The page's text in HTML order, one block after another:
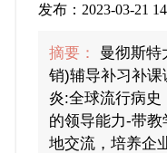
发布：2023-03-21
摘要：
曼彻斯特
销)辅导补习补
炎:全球流行病史
的领导能力-带
地交流，培养企